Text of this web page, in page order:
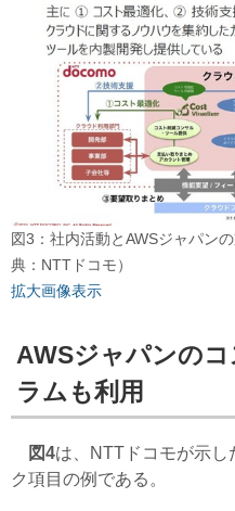
図3：社内活動とAWSジャパン
典：NTTドコモ）
拡大画像表示
AWSジャパンの
ラムも利用
図4は、NTTドコモが示し
ク項目の例である。